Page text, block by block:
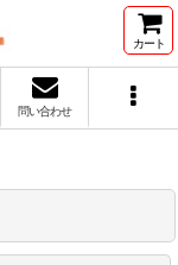
カート
問い合わせ